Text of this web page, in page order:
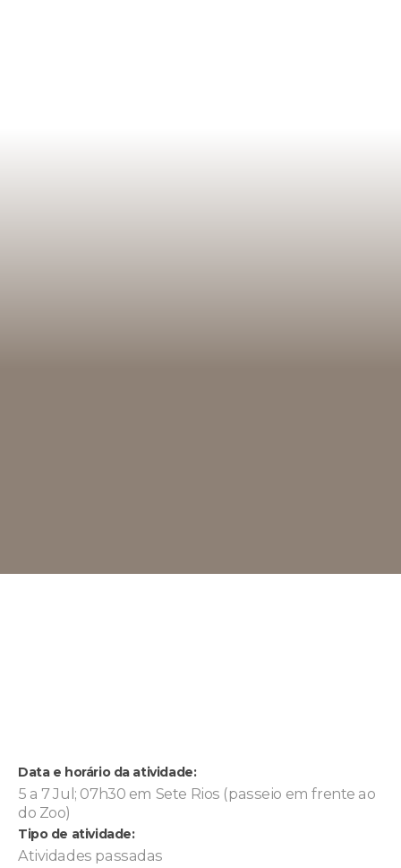
Data e horário da atividade:
5 a 7 Jul; 07h30 em Sete Rios (passeio em frente ao
do Zoo)
Tipo de atividade:
Atividades passadas